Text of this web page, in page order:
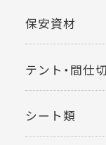
保安資材
テント・間仕
シート類